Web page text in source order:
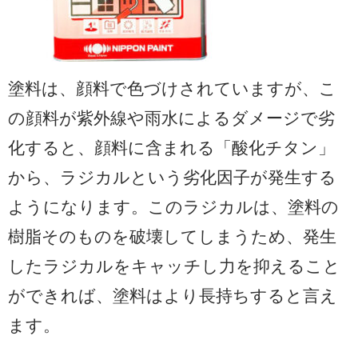
塗料は、顔料で色づけされていますが、こ
の顔料が紫外線や雨水によるダメージで劣
化すると、顔料に含まれる「酸化チタン」
から、ラジカルという劣化因子が発生する
ようになります。このラジカルは、塗料の
樹脂そのものを破壊してしまうため、発生
したラジカルをキャッチし力を抑えること
ができれば、塗料はより長持ちすると言え
ます。